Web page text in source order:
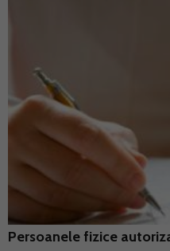
Persoanele fizice